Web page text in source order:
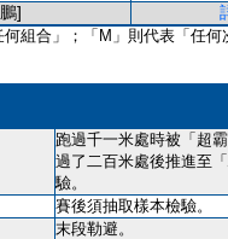
]
組合」；「M」則代表「任何
跑過千一米處時被「超
過了二百米處後推進至
驗。
賽後須抽取樣本檢驗。
末段勒避。